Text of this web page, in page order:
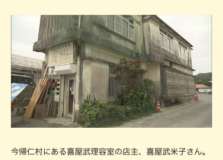
今帰仁村にある喜屋武理容室の店主、喜屋武米子さん。